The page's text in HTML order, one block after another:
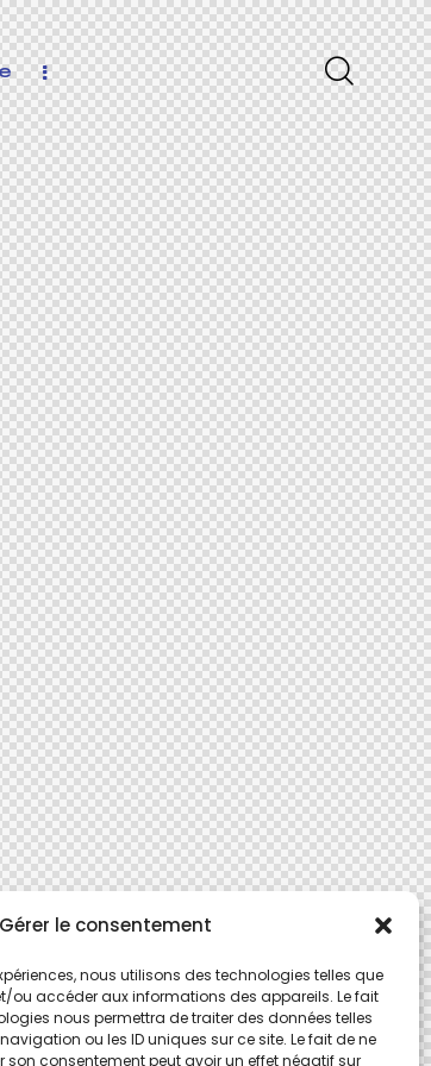
Gérer le consentement
nous utilisons des technologies telles que
ou accéder aux informations des appareils. Le fait
nous permettra de traiter des données telles
ou les ID uniques sur ce site. Le fait de ne
son consentement peut avoir un effet négatif sur